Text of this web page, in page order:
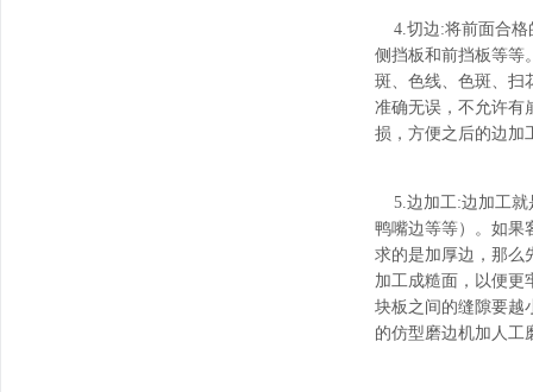
4.切边:将前面合格
侧挡板和前挡板等等
斑、色线、色斑、扫
准确无误，不允许有
损，方便之后的边加
5.边加工:边加工就
鸭嘴边等等）。如果
求的是加厚边，那么
加工成糙面，以便更
块板之间的缝隙要越
的仿型磨边机加人工